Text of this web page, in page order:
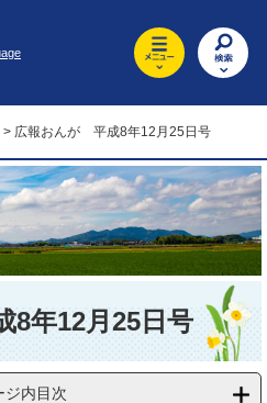
> 広報おんが 平成8年12月25日号
年12月25日号
ジ内目次